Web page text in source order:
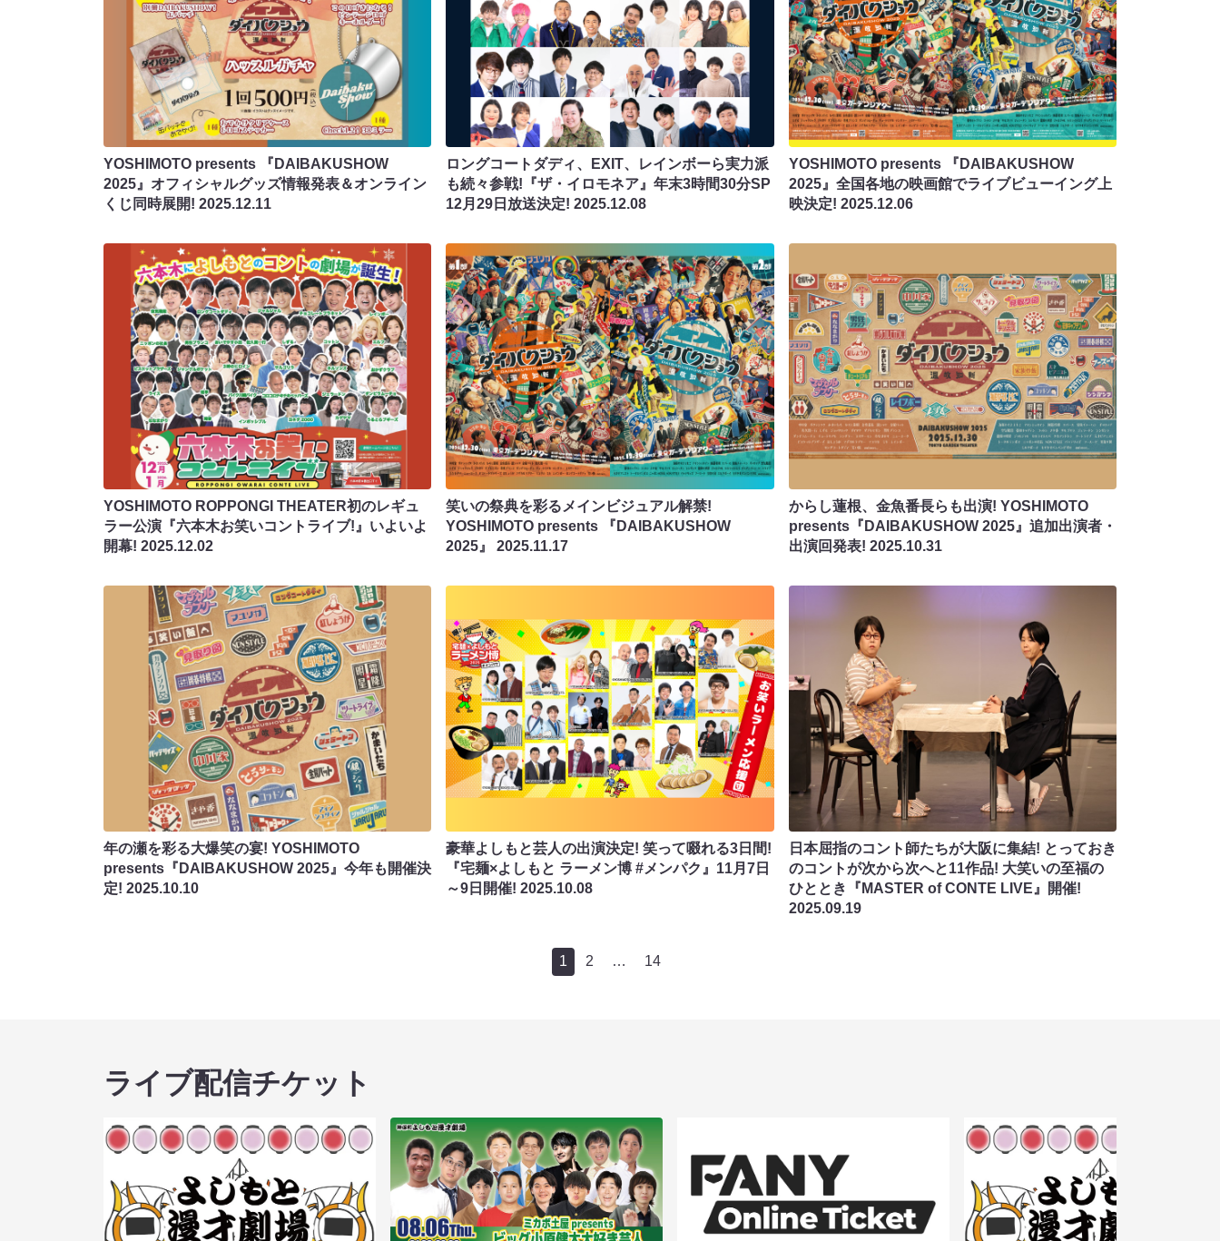
YOSHIMOTO presents 『DAIBAKUSHOW
2025』オフィシャルグッズ情報発表＆オンライン
くじ同時展開! 2025.12.11
ロングコートダディ、EXIT、レインボーら実力派
も続々参戦!『ザ・イロモネア』年末3時間30分SP
12月29日放送決定!2025.12.08
YOSHIMOTO presents 『DAIBAKUSHOW
2025』全国各地の映画館でライブビューイング上
映決定! 2025.12.06
YOSHIMOTO ROPPONGI THEATER初のレギュ
ラー公演『六本木お笑いコントライブ!』いよいよ
開幕! 2025.12.02
笑いの祭典を彩るメインビジュアル解禁!
YOSHIMOTO presents 『DAIBAKUSHOW
2025』2025.11.17
からし蓮根、金魚番長らも出演! YOSHIMOTO
presents『DAIBAKUSHOW 2025』追加出演者・
出演回発表! 2025.10.31
年の瀬を彩る大爆笑の宴! YOSHIMOTO
presents『DAIBAKUSHOW 2025』今年も開催決
定! 2025.10.10
豪華よしもと芸人の出演決定! 笑って啜れる3日間!
『宅麺×よしもと ラーメン博 #メンパク』11月7日
～9日開催!2025.10.08
日本屈指のコント師たちが大阪に集結! とっておき
のコントが次から次へと11作品! 大笑いの至福の
ひととき『MASTER of CONTE LIVE』開催!
2025.09.19
1 2 … 14
ライブ配信チケット